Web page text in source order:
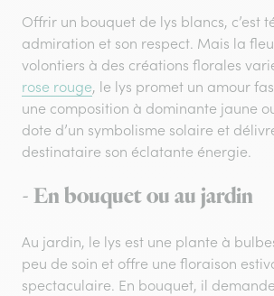
Offrir un bouquet de lys blancs, c’est
admiration et son respect. Mais la
volontiers à des créations florales
rose rouge, le lys promet un amour
une composition à dominante jaune
dote d’un symbolisme solaire et
destinataire son éclatante énergie.
- En bouquet ou au jardin
Au jardin, le lys est une plante à
peu de soin et offre une floraison
spectaculaire. En bouquet, il